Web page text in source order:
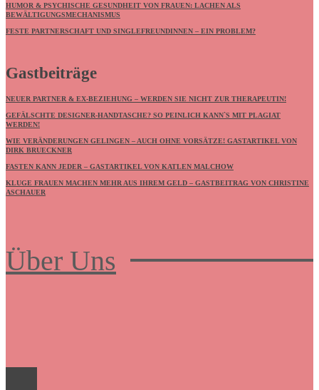
HUMOR & PSYCHISCHE GESUNDHEIT VON FRAUEN: LACHEN ALS
BEWÄLTIGUNGSMECHANISMUS
FESTE PARTNERSCHAFT UND SINGLEFREUNDINNEN – EIN PROBLEM?
Gastbeiträge
NEUER PARTNER & EX-BEZIEHUNG – WERDEN SIE NICHT ZUR THERAPEUTIN!
GEFÄLSCHTE DESIGNER-HANDTASCHE? SO PEINLICH KANN`S MIT PLAGIAT
WERDEN!
WIE VERÄNDERUNGEN GELINGEN – AUCH OHNE VORSÄTZE! GASTARTIKEL VON
DIRK BRUECKNER
FASTEN KANN JEDER – GASTARTIKEL VON KATLEN MALCHOW
KLUGE FRAUEN MACHEN MEHR AUS IHREM GELD – GASTBEITRAG VON CHRISTINE
ASCHAUER
Über Uns